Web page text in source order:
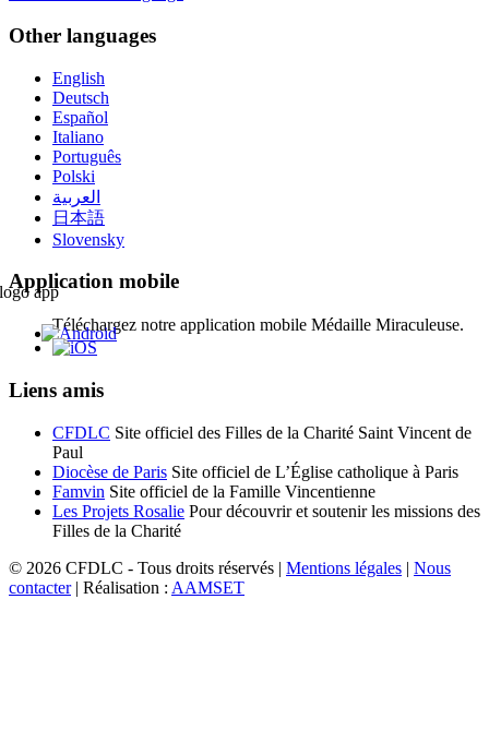
Other languages
English
Deutsch
Español
Italiano
Português
Polski
العربية
日本語
Slovensky
Application mobile
Téléchargez notre application mobile Médaille Miraculeuse.
Liens amis
CFDLC Site officiel des Filles de la Charité Saint Vincent de
Paul
Diocèse de Paris Site officiel de L’Église catholique à Paris
Famvin Site officiel de la Famille Vincentienne
Les Projets Rosalie Pour découvrir et soutenir les missions des
Filles de la Charité
© 2026 CFDLC - Tous droits réservés | Mentions légales | Nous
contacter| Réalisation : AAMSET